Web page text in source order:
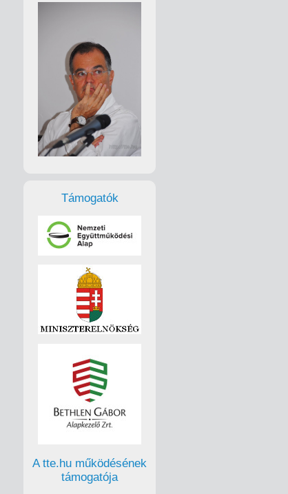
Támogatók
A tte.hu működésének
támogatója